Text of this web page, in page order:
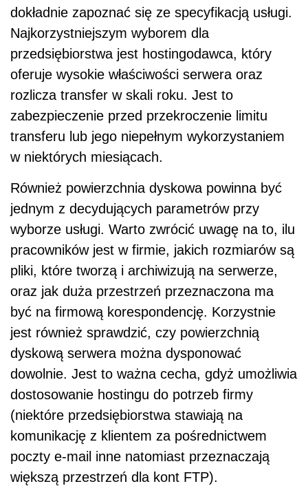
dokładnie zapoznać się ze specyfikacją usługi.
Najkorzystniejszym wyborem dla
przedsiębiorstwa jest hostingodawca, który
oferuje wysokie właściwości serwera oraz
rozlicza transfer w skali roku. Jest to
zabezpieczenie przed przekroczenie limitu
transferu lub jego niepełnym wykorzystaniem
w niektórych miesiącach.
Również powierzchnia dyskowa powinna być
jednym z decydujących parametrów przy
wyborze usługi. Warto zwrócić uwagę na to, ilu
pracowników jest w firmie, jakich rozmiarów są
pliki, które tworzą i archiwizują na serwerze,
oraz jak duża przestrzeń przeznaczona ma
być na firmową korespondencję. Korzystnie
jest również sprawdzić, czy powierzchnią
dyskową serwera można dysponować
dowolnie. Jest to ważna cecha, gdyż umożliwia
dostosowanie hostingu do potrzeb firmy
(niektóre przedsiębiorstwa stawiają na
komunikację z klientem za pośrednictwem
poczty e-mail inne natomiast przeznaczają
większą przestrzeń dla kont FTP).